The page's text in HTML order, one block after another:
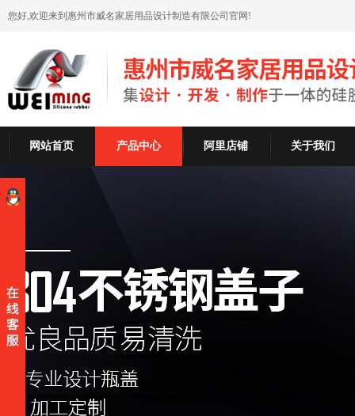
您好,欢迎来到惠州市威名家居用品设计制造有限公司官网!
网站首页 产品中心 阿里店铺 关于我们